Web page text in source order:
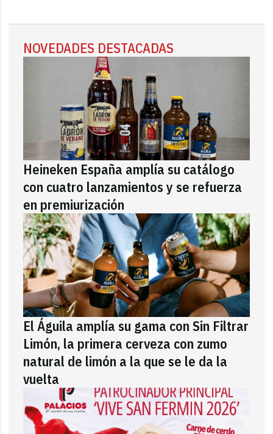
NOVEDADES DESTACADAS
Heineken España amplía su catálogo
con cuatro lanzamientos y se refuerza
en premiurización
El Águila amplía su gama con Sin Filtrar
Limón, la primera cerveza con zumo
natural de limón a la que se le da la
vuelta